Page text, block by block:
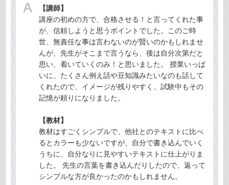
【講師】
講座の初めの方で、合格させる！と言ってくれた事
が、信頼しようと思うポイントでした。このご時
世、無責任な事は言わないのが賢いのかもしれませ
んが、先生がそこまで言うなら、後は自分次第だと
思い、着いていくのみ！と思いました。 授業いっぱ
いに、たくさん例え話や豆知識みたいなのも話して
くれたので、イメージが残りやすく、試験中もその
記憶が頼りになりました。
【教材】
教材はすごくシンプルで、他社とのテキストに比べ
るとカラーも少ないですが、自分で書き込んでいく
うちに、自分なりに見やすいテキストに仕上がりま
した。 先生の言葉を書き込んだりしたので、返って
シンプルな方が良かったのかもしれません。